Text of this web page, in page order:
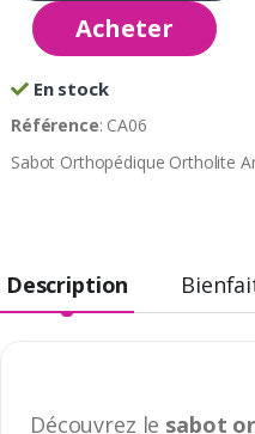
Acheter
En stock
Référence: CA06
Sabot Orthopédique Ortholite
Description
Découvrez le sabot